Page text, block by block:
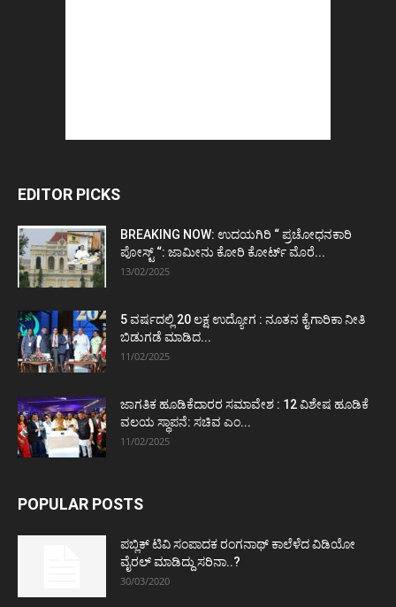
EDITOR PICKS
BREAKING NOW: ಉದಯಗಿರಿ “ ಪ್ರಚೋಧನಕಾರಿ
ಪೋಸ್ಟ್‌ “: ಜಾಮೀನು ಕೋರಿ ಕೋರ್ಟ್‌ ಮೊರೆ...
13/02/2025
5 ವರ್ಷದಲ್ಲಿ 20 ಲಕ್ಷ ಉದ್ಯೋಗ : ನೂತನ ಕೈಗಾರಿಕಾ ನೀತಿ
ಬಿಡುಗಡೆ ಮಾಡಿದ...
11/02/2025
ಜಾಗತಿಕ ಹೂಡಿಕೆದಾರರ ಸಮಾವೇಶ : 12 ವಿಶೇಷ ಹೂಡಿಕೆ
ವಲಯ ಸ್ಥಾಪನೆ: ಸಚಿವ ಎಂ...
11/02/2025
POPULAR POSTS
ಪಬ್ಲಿಕ್ ಟಿವಿ ಸಂಪಾದಕ ರಂಗನಾಥ್ ಕಾಲೆಳೆದ ವಿಡಿಯೋ
ವೈರಲ್ ಮಾಡಿದ್ದು ಸರಿನಾ..?
30/03/2020